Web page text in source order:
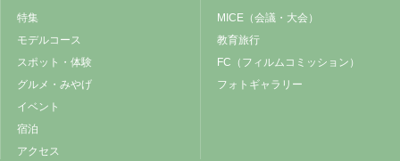
特集
モデルコース
スポット・体験
グルメ・みやげ
イベント
宿泊
アクセス
MICE（会議・大会）
教育旅行
FC（フィルムコミッション）
フォトギャラリー